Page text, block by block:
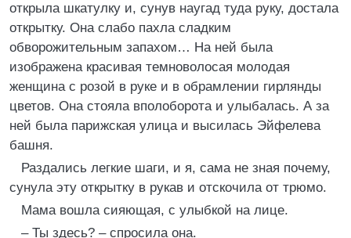
открыла шкатулку и, сунув наугад туда руку, достала
открытку. Она слабо пахла сладким
обворожительным запахом… На ней была
изображена красивая темноволосая молодая
женщина с розой в руке и в обрамлении гирлянды
цветов. Она стояла вполоборота и улыбалась. А за
ней была парижская улица и высилась Эйфелева
башня.
Раздались легкие шаги, и я, сама не зная почему,
сунула эту открытку в рукав и отскочила от трюмо.
Мама вошла сияющая, с улыбкой на лице.
– Ты здесь? – спросила она.